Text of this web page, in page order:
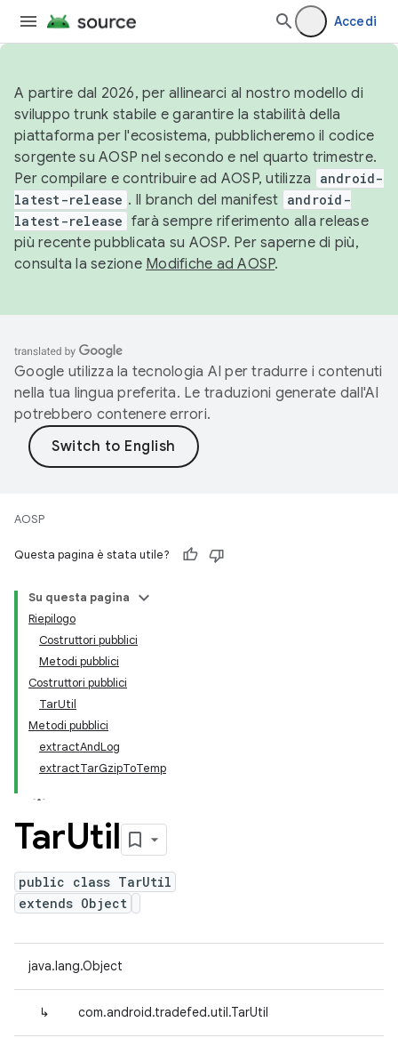
Accedi
A partire dal 2026, per allinearci al nostro modello di
sviluppo trunk stabile e garantire la stabilità della
piattaforma per l'ecosistema, pubblicheremo il codice
sorgente su AOSP nel secondo e nel quarto trimestre.
Per compilare e contribuire ad AOSP, utilizza
android-
latest-release . Il branch del manifest android-
latest-release farà sempre riferimento alla release
più recente pubblicata su AOSP. Per saperne di più,
consulta la sezione Modifiche ad AOSP.
Google utilizza la tecnologia AI per tradurre i contenuti
nella tua lingua preferita. Le traduzioni generate dall'AI
potrebbero contenere errori.
AOSP
Questa pagina è stata utile?
Su questa pagina
Riepilogo
Costruttori pubblici
Metodi pubblici
Costruttori pubblici
TarUtil
Metodi pubblici
extractAndLog
extractTarGzipToTemp
TarUtil
public class TarUtil
extends Object
java.lang.Object
↳ com.android.tradefed.util.TarUtil